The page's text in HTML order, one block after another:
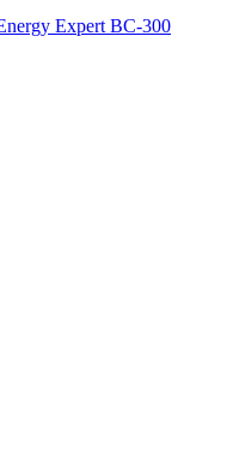
Expert BC-300